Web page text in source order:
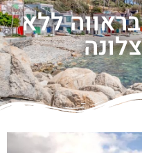
ללא